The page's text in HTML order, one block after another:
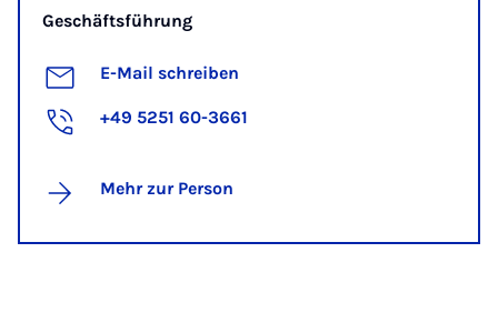
Geschäftsführung
E-Mail schreiben
+49 5251 60-3661
Mehr zur Person